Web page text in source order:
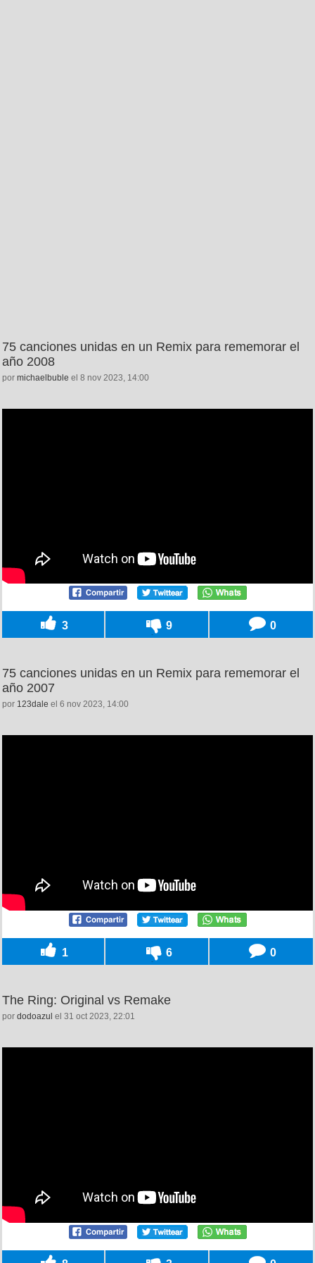
75 canciones unidas en un Remix para rememorar el
año 2008
por michaelbuble el 8 nov 2023, 14:00
3 9 0
75 canciones unidas en un Remix para rememorar el
año 2007
por 123dale el 6 nov 2023, 14:00
1 6 0
The Ring: Original vs Remake
por dodoazul el 31 oct 2023, 22:01